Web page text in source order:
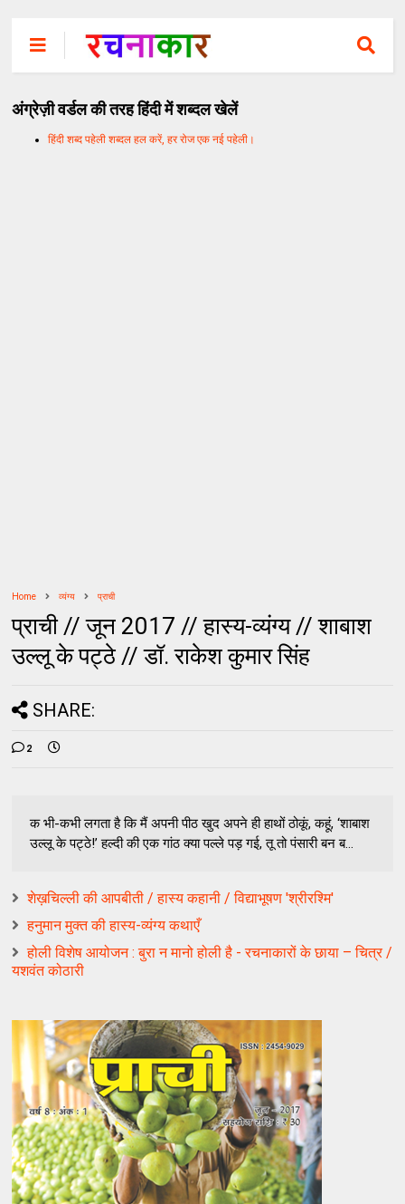
अंग्रेज़ी वर्डल की तरह हिंदी में शब्दल खेलें
हिंदी शब्द पहेली शब्दल हल करें, हर रोज एक नई पहेली।
Home व्यंग्य प्राची
प्राची // जून 2017 // हास्य-व्यंग्य // शाबाश
उल्लू के पट्ठे // डॉ. राकेश कुमार सिंह
SHARE:
2
क भी-कभी लगता है कि मैं अपनी पीठ खुद अपने ही हाथों ठोकूं, कहूं, ‘शाबाश
उल्लू के पट्ठे!’ हल्दी की एक गांठ क्या पल्ले पड़ गई, तू तो पंसारी बन ब...
शेख़चिल्ली की आपबीती / हास्य कहानी / विद्याभूषण 'श्रीरश्मि'
हनुमान मुक्त की हास्य-व्यंग्य कथाएँ
होली विशेष आयोजन : बुरा न मानो होली है - रचनाकारों के छाया – चित्र /
यशवंत कोठारी